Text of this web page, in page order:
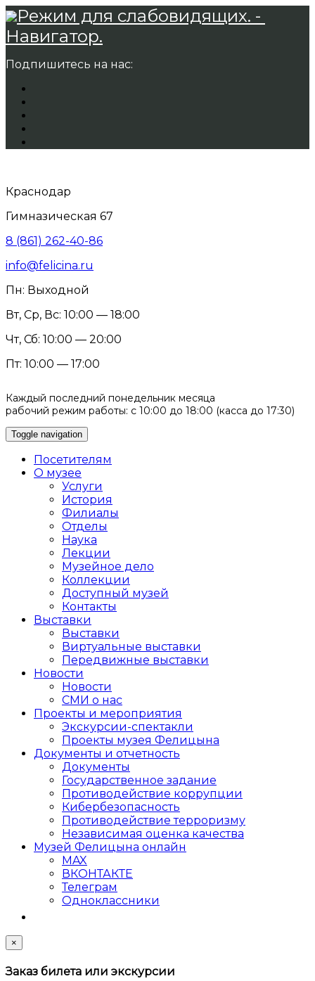
Режим для слабовидящих. -
Навигатор.
Подпишитесь на нас:
Краснодар
Гимназическая 67
8 (861) 262-40-86
info@felicina.ru
Пн: Выходной
Вт, Ср, Вс: 10:00 — 18:00
Чт, Сб: 10:00 — 20:00
Пт: 10:00 — 17:00
Каждый последний понедельник месяца
рабочий режим работы: с 10:00 до 18:00 (касса до 17:30)
Toggle navigation
Посетителям
О музее
Услуги
История
Филиалы
Отделы
Наука
Лекции
Музейное дело
Коллекции
Доступный музей
Контакты
Выставки
Выставки
Виртуальные выставки
Передвижные выставки
Новости
Новости
СМИ о нас
Проекты и мероприятия
Экскурсии-спектакли
Проекты музея Фелицына
Документы и отчетность
Документы
Государственное задание
Противодействие коррупции
Кибер­безопасность
Противодействие терроризму
Независимая оценка качества
Музей Фелицына онлайн
MAX
ВКОНТАКТЕ
Телеграм
Одноклассники
×
Заказ билета или экскурсии